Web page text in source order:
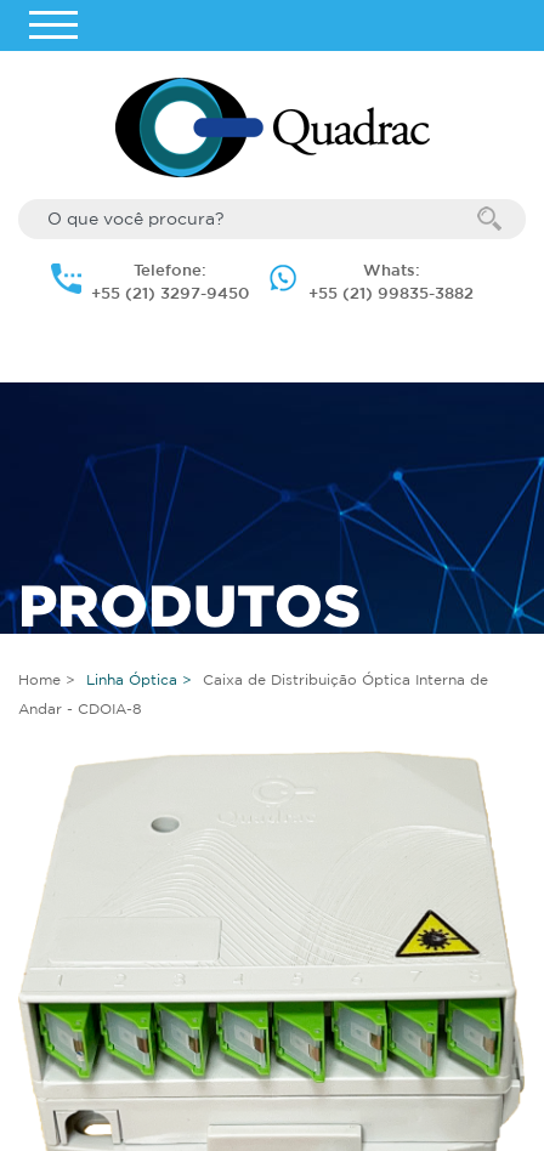
Telefone:
+55 (21) 3297-9450
Whats:
+55 (21) 99835-3882
PRODUTOS
Home > Linha Óptica >
Caixa de Distribuição Óptica Interna de
Andar - CDOIA-8